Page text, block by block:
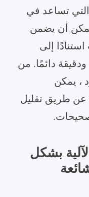
تساعد في
أن يضمن
إلى
دائمًا. من
، يمكن
عن طريق تقليل
بشكل